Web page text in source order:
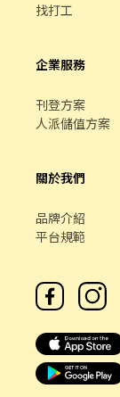
找打工
企業服務
刊登方案
人派儲值方案
關於我們
品牌介紹
平台規範